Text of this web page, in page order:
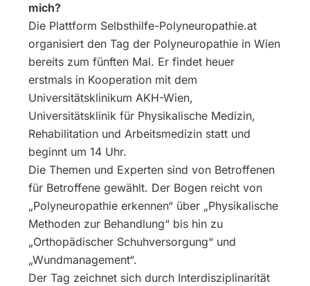
mich?
Die Plattform Selbsthilfe-Polyneuropathie.at
organisiert den Tag der Polyneuropathie in Wien
bereits zum fünften Mal. Er findet heuer
erstmals in Kooperation mit dem
Universitätsklinikum AKH-Wien,
Universitätsklinik für Physikalische Medizin,
Rehabilitation und Arbeitsmedizin statt und
beginnt um 14 Uhr.
Die Themen und Experten sind von Betroffenen
für Betroffene gewählt. Der Bogen reicht von
„Polyneuropathie erkennen“ über „Physikalische
Methoden zur Behandlung“ bis hin zu
„Orthopädischer Schuhversorgung“ und
„Wundmanagement“.
Der Tag zeichnet sich durch Interdisziplinarität